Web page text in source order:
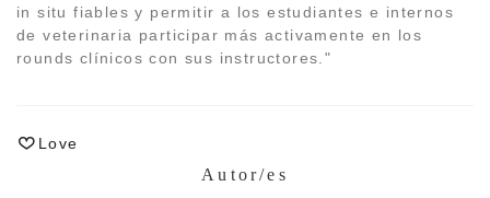
in situ fiables y permitir a los estudiantes e internos
de veterinaria participar más activamente en los
rounds clí­nicos con sus instructores."
Love
Autor/es